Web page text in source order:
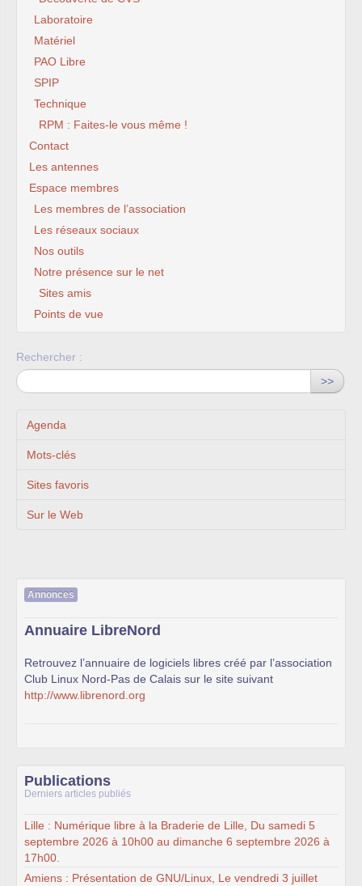
Laboratoire
Matériel
PAO Libre
SPIP
Technique
RPM : Faites-le vous même !
Contact
Les antennes
Espace membres
Les membres de l’association
Les réseaux sociaux
Nos outils
Notre présence sur le net
Sites amis
Points de vue
Rechercher :
>>
Agenda
Mots-clés
Sites favoris
Sur le Web
Annonces
Annuaire LibreNord
Retrouvez l’annuaire de logiciels libres créé par l’association
Club Linux Nord-Pas de Calais sur le site suivant
http://www.librenord.org
Publications
Derniers articles publiés
Lille : Numérique libre à la Braderie de Lille, Du samedi 5
septembre 2026 à 10h00 au dimanche 6 septembre 2026 à
17h00.
Amiens : Présentation de GNU/Linux, Le vendredi 3 juillet